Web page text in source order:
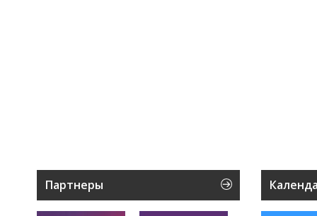
Партнеры